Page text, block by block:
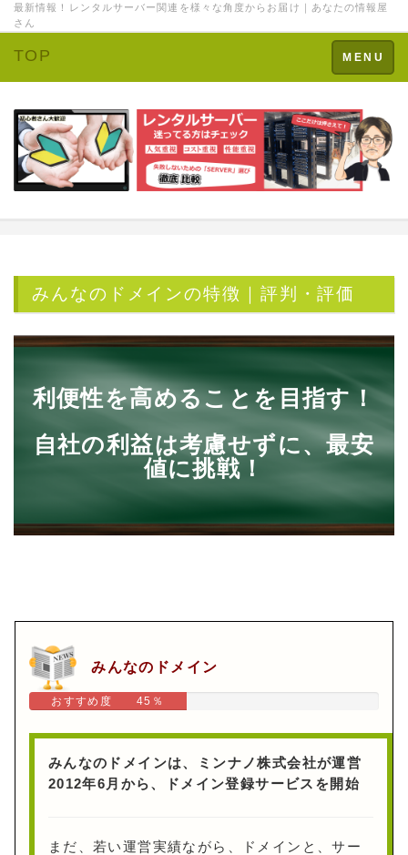
最新情報！レンタルサーバー関連を様々な角度からお届け｜あなたの情報屋
さん
Toggle
navigation
MENU
TOP
みんなのドメインの特徴｜評判・評価
利便性を高めることを目指す！
自社の利益は考慮せずに、最安
値に挑戦！
みんなのドメイン
おすすめ度 45％
みんなのドメインは、ミンナノ株式会社が運営
2012年6月から、ドメイン登録サービスを開始
まだ、若い運営実績ながら、ドメインと、サー